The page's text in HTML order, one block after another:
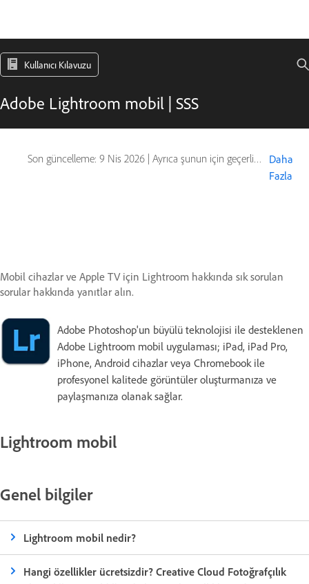
Kullanıcı Kılavuzu
Adobe Lightroom mobil | SSS
Son güncelleme: 9 Nis 2026 | Ayrıca şunun için geçerlidir: Mobile Apps
Daha
Fazla
Mobil cihazlar ve Apple TV için Lightroom hakkında sık sorulan
sorular hakkında yanıtlar alın.
Adobe Photoshop'un büyülü teknolojisi ile desteklenen
Adobe Lightroom mobil uygulaması; iPad, iPad Pro,
iPhone, Android cihazlar veya Chromebook ile
profesyonel kalitede görüntüler oluşturmanıza ve
paylaşmanıza olanak sağlar.
Lightroom mobil
Genel bilgiler
Lightroom mobil nedir?
Hangi özellikler ücretsizdir? Creative Cloud Fotoğrafçılık